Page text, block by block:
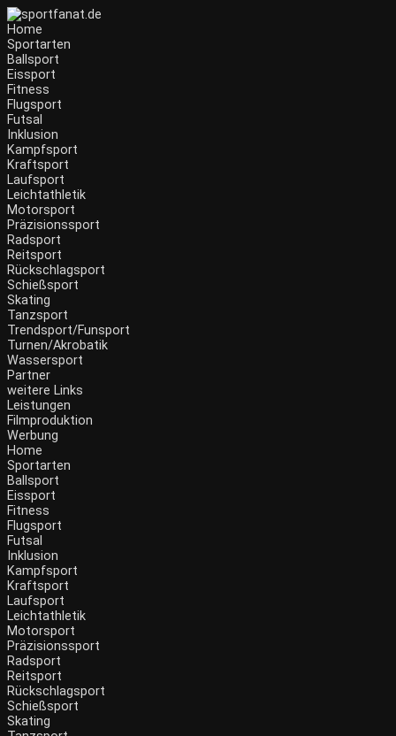
Home
Sportarten
Ballsport
Eissport
Fitness
Flugsport
Futsal
Inklusion
Kampfsport
Kraftsport
Laufsport
Leichtathletik
Motorsport
Präzisionssport
Radsport
Reitsport
Rückschlagsport
Schießsport
Skating
Tanzsport
Trendsport/Funsport
Turnen/Akrobatik
Wassersport
Partner
weitere Links
Leistungen
Filmproduktion
Werbung
Home
Sportarten
Ballsport
Eissport
Fitness
Flugsport
Futsal
Inklusion
Kampfsport
Kraftsport
Laufsport
Leichtathletik
Motorsport
Präzisionssport
Radsport
Reitsport
Rückschlagsport
Schießsport
Skating